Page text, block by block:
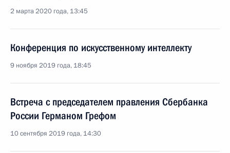
2 марта 2020 года, 13:45
Конференция по искусственному интеллекту
9 ноября 2019 года, 18:45
Встреча с председателем правления Сбербанка
России Германом Грефом
10 сентября 2019 года, 14:30